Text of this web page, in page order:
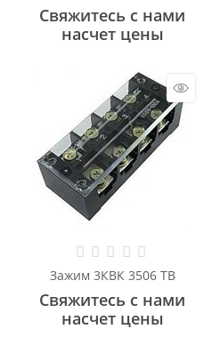
Свяжитесь с нами
насчет цены
Зажим 3КВК 3506 ТВ
Свяжитесь с нами
насчет цены